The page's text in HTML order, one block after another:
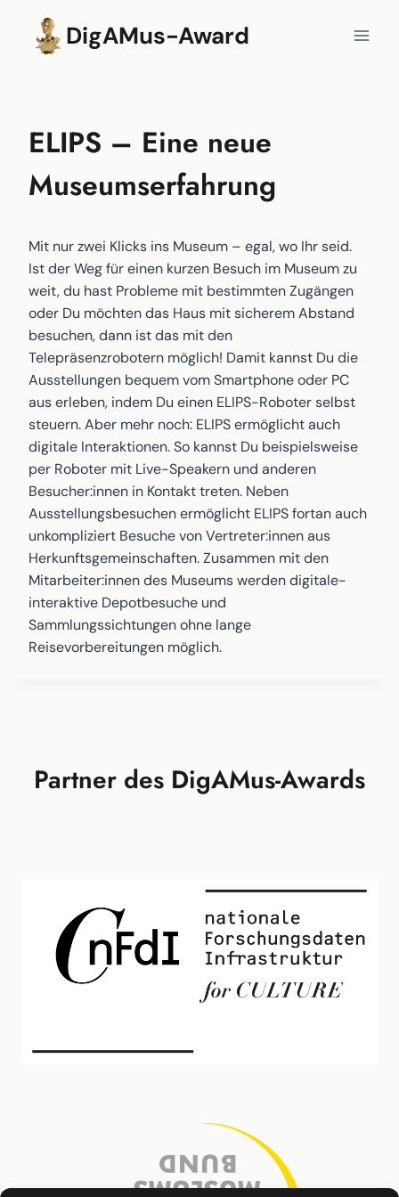
springen
DigAMus-Award
ELIPS – Eine neue
Museumserfahrung
Mit nur zwei Klicks ins Museum – egal, wo Ihr seid.
Ist der Weg für einen kurzen Besuch im Museum zu
weit, du hast Probleme mit bestimmten Zugängen
oder Du möchten das Haus mit sicherem Abstand
besuchen, dann ist das mit den
Telepräsenzrobotern möglich! Damit kannst Du die
Ausstellungen bequem vom Smartphone oder PC
aus erleben, indem Du einen ELIPS-Roboter selbst
steuern. Aber mehr noch: ELIPS ermöglicht auch
digitale Interaktionen. So kannst Du beispielsweise
per Roboter mit Live-Speakern und anderen
Besucher:innen in Kontakt treten. Neben
Ausstellungsbesuchen ermöglicht ELIPS fortan auch
unkompliziert Besuche von Vertreter:innen aus
Herkunftsgemeinschaften. Zusammen mit den
Mitarbeiter:innen des Museums werden digitale-
interaktive Depotbesuche und
Sammlungssichtungen ohne lange
Reisevorbereitungen möglich.
Partner des DigAMus-Awards